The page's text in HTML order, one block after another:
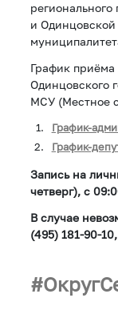
и Одинцовской
График
Одинцовского
МСУ (Местное
График-
График-
Запись на
четверг), с
В случае
(495) 181-90-